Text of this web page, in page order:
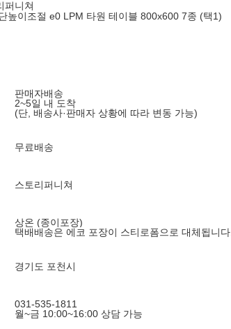
퍼니쳐
높이조절 e0 LPM 타원 테이블 800x600 7종 (택1)
판매자배송
2~5일 내 도착
(단, 배송사·판매자 상황에 따라 변동 가능)
무료배송
스토리퍼니쳐
상온 (종이포장)
택배배송은 에코 포장이 스티로폼으로 대체됩니다.
경기도 포천시
031-535-1811
월~금 10:00~16:00 상담 가능